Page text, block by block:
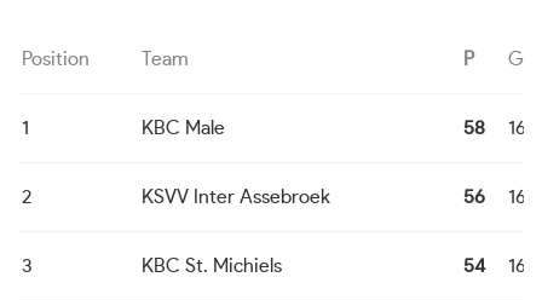
Position Team P G
1 KBC Male 58 16
2 KSVV Inter Assebroek 56 16
3 KBC St. Michiels 54 16